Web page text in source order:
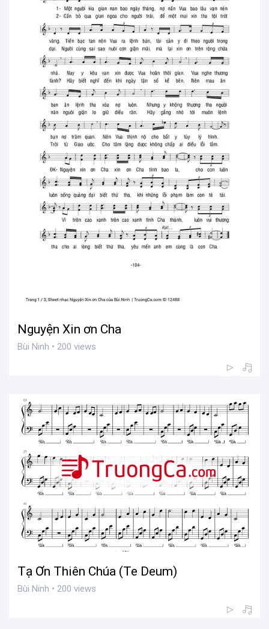
Nguyện Xin ơn Cha
Bùi Ninh • 200 views
Tạ Ơn Thiên Chúa (Te Deum)
Bùi Ninh • 200 views